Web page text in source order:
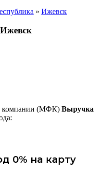
» Ижевск
компании (МФК) Выручка
0% на карту